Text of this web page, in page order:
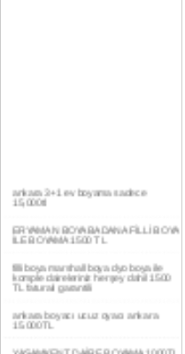
ERYAMAN BOYA BADANA FİLLİ BOYA
İLE BOYAMA 1500 TL
filli boya marshall boya dyo boya ile
komple daireleriniz herşey dahil 1500
ankara boyacı ucuz oyacı ankara
15.000TL
YAŞAMKENT DAİRE BOYAMA 1000TL
EV,İŞYERİ BOYA BADANA USTASI